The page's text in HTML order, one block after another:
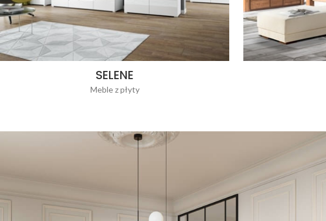
SELENE
Meble z płyty